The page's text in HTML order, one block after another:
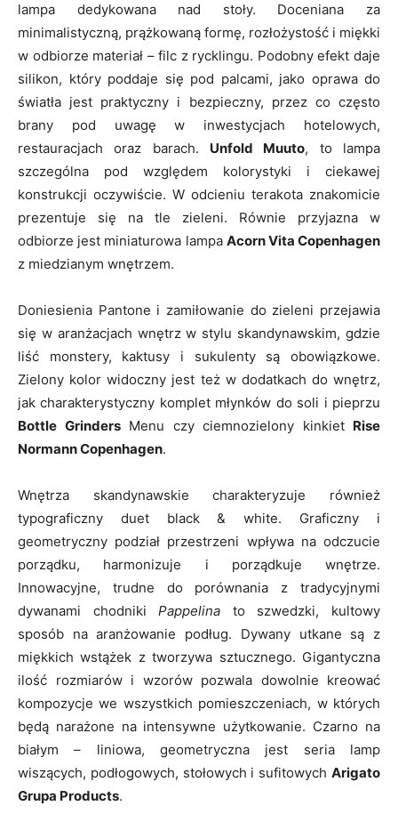
lampa dedykowana nad stoły. Doceniana za
minimalistyczną, prążkowaną formę, rozłożystość i miękki
w odbiorze materiał – filc z rycklingu. Podobny efekt daje
silikon, który poddaje się pod palcami, jako oprawa do
światła jest praktyczny i bezpieczny, przez co często
brany pod uwagę w inwestycjach hotelowych,
restauracjach oraz barach. Unfold Muuto, to lampa
szczególna pod względem kolorystyki i ciekawej
konstrukcji oczywiście. W odcieniu terakota znakomicie
prezentuje się na tle zieleni. Równie przyjazna w
odbiorze jest miniaturowa lampa Acorn Vita Copenhagen
z miedzianym wnętrzem.
Doniesienia Pantone i zamiłowanie do zieleni przejawia
się w aranżacjach wnętrz w stylu skandynawskim, gdzie
liść monstery, kaktusy i sukulenty są obowiązkowe.
Zielony kolor widoczny jest też w dodatkach do wnętrz,
jak charakterystyczny komplet młynków do soli i pieprzu
Bottle GrindersMenu czy ciemnozielony kinkiet Rise
Normann Copenhagen.
Wnętrza skandynawskie charakteryzuje również
typograficzny duet black & white. Graficzny i
geometryczny podział przestrzeni wpływa na odczucie
porządku, harmonizuje i porządkuje wnętrze.
Innowacyjne, trudne do porównania z tradycyjnymi
dywanami chodnikiPappelina to szwedzki, kultowy
sposób na aranżowanie podług. Dywany utkane są z
miękkich wstążek z tworzywa sztucznego. Gigantyczna
ilość rozmiarów i wzorów pozwala dowolnie kreować
kompozycje we wszystkich pomieszczeniach, w których
będą narażone na intensywne użytkowanie. Czarno na
białym – liniowa, geometryczna jest seria lamp
wiszących, podłogowych, stołowych i sufitowych Arigato
Grupa Products.